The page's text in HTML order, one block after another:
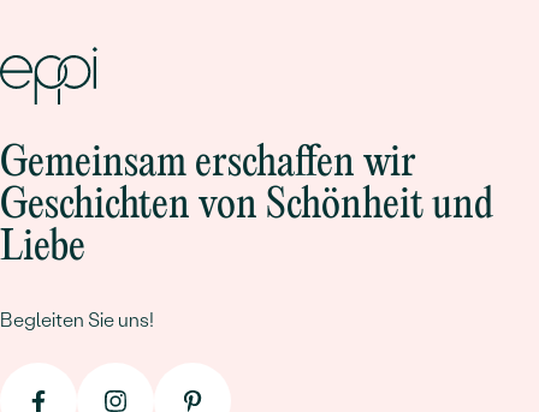
Gemeinsam erschaffen wir
Geschichten von Schönheit und
Liebe
Begleiten Sie uns!